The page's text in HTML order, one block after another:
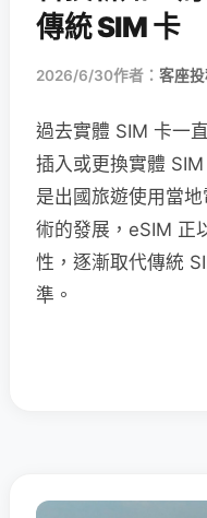
傳統 SIM 卡
2026/6/30作者： 客座
過去實體 SIM 卡一
插入或更換實體
是出國旅遊使用當
術的發展，eSIM 正
性，逐漸取代傳統
準。